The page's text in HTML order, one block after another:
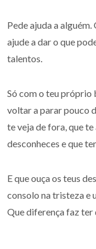
Pede ajuda a
ajude a dar o que
talentos.
Só com o teu próprio
voltar a parar pouco
te veja de fora, que
desconheces e que
E que ouça os teus
consolo na tristeza e
Que diferença faz